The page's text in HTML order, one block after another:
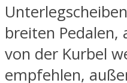
breiten
von der Kurbel
empfehlen,